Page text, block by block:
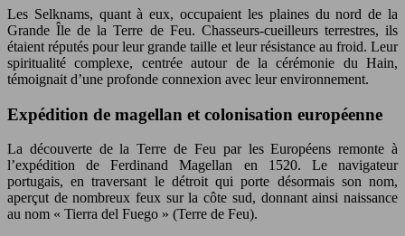
Les Selknams, quant à eux, occupaient les plaines du nord de la
Grande Île de la Terre de Feu. Chasseurs-cueilleurs terrestres, ils
étaient réputés pour leur grande taille et leur résistance au froid. Leur
spiritualité complexe, centrée autour de la cérémonie du Hain,
témoignait d’une profonde connexion avec leur environnement.
Expédition de magellan et colonisation européenne
La découverte de la Terre de Feu par les Européens remonte à
l’expédition de Ferdinand Magellan en 1520. Le navigateur
portugais, en traversant le détroit qui porte désormais son nom,
aperçut de nombreux feux sur la côte sud, donnant ainsi naissance
au nom « Tierra del Fuego » (Terre de Feu).